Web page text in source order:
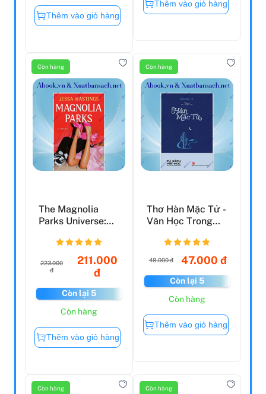
Thêm vào giỏ hàng
Thêm vào giỏ hàng
Còn hàng
The Magnolia
Parks Universe:
(Book ...
223.000
đ
211.000
đ
Còn lại 5
Còn hàng
Thêm vào giỏ hàng
Còn hàng
Thơ Hàn Mặc Tử -
Văn Học Trong
48.000 đ 47.000 đ
Còn lại 5
Còn hàng
Thêm vào giỏ hàng
Còn hàng Còn hàng